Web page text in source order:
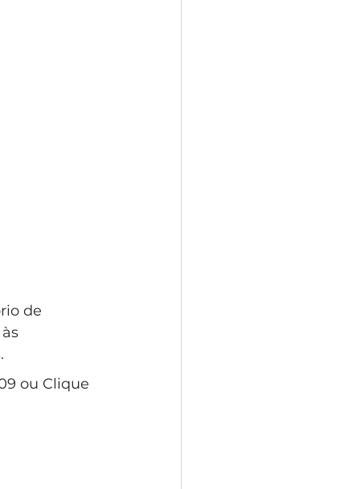
de
ou Clique